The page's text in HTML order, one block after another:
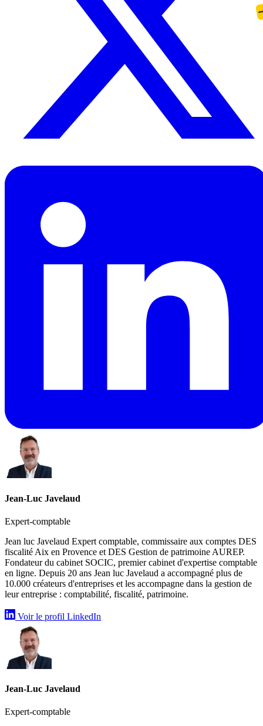
Jean-Luc Javelaud
Expert-comptable
Jean luc Javelaud Expert comptable, commissaire aux comptes DES
fiscalité Aix en Provence et DES Gestion de patrimoine AUREP.
Fondateur du cabinet SOCIC, premier cabinet d'expertise comptable
en ligne. Depuis 20 ans Jean luc Javelaud a accompagné plus de
10.000 créateurs d'entreprises et les accompagne dans la gestion de
leur entreprise : comptabilité, fiscalité, patrimoine.
Voir le profil LinkedIn
Jean-Luc Javelaud
Expert-comptable